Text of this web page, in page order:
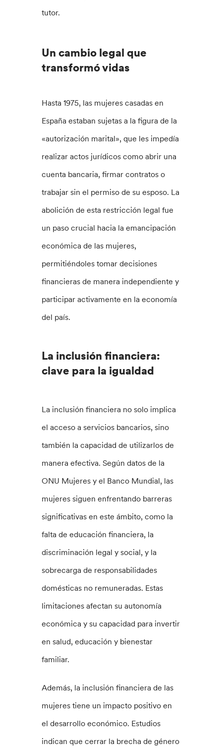
tutor.
Un cambio legal que
transformó vidas
Hasta 1975, las mujeres casadas en
España estaban sujetas a la figura de la
«autorización marital», que les impedía
realizar actos jurídicos como abrir una
cuenta bancaria, firmar contratos o
trabajar sin el permiso de su esposo. La
abolición de esta restricción legal fue
un paso crucial hacia la emancipación
económica de las mujeres,
permitiéndoles tomar decisiones
financieras de manera independiente y
participar activamente en la economía
del país.
La inclusión financiera:
clave para la igualdad
La inclusión financiera no solo implica
el acceso a servicios bancarios, sino
también la capacidad de utilizarlos de
manera efectiva. Según datos de la
ONU Mujeres y el Banco Mundial, las
mujeres siguen enfrentando barreras
significativas en este ámbito, como la
falta de educación financiera, la
discriminación legal y social, y la
sobrecarga de responsabilidades
domésticas no remuneradas. Estas
limitaciones afectan su autonomía
económica y su capacidad para invertir
en salud, educación y bienestar
familiar.
Además, la inclusión financiera de las
mujeres tiene un impacto positivo en
el desarrollo económico. Estudios
indican que cerrar la brecha de género